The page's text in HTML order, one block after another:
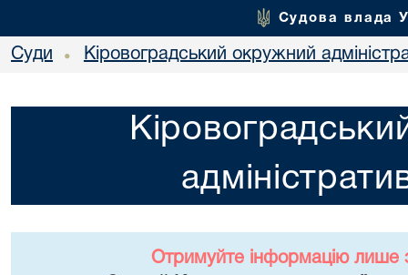
Судова влада
Суди • Кіровоградський окружний
Отримуйте інформацію лише